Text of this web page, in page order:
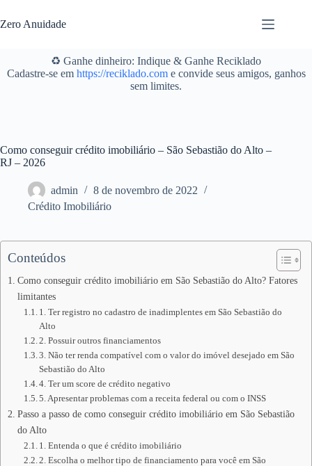
para
o
Zero Anuidade
♻️ Ganhe dinheiro: Indique & Ganhe Reciklado
Cadastre-se em https://reciklado.come convide seus amigos, ganhos
sem limites.
Como conseguir crédito imobiliário – São Sebastião do Alto –
RJ – 2026
admin
8 de novembro de 2022
Crédito Imobiliário
Conteúdos
Como conseguir crédito imobiliário em São Sebastião do Alto? Fatores
limitantes
1. Ter registro no cadastro de inadimplentes em São Sebastião do
Alto
2. Possuir outros financiamentos
3. Não ter renda compatível com o valor do imóvel desejado em São
Sebastião do Alto
4. Ter um score de crédito negativo
5. Apresentar problemas com a receita federal ou com o INSS
Passo a passo de como conseguir crédito imobiliário em São Sebastião
do Alto
1. Entenda o que é crédito imobiliário
2. Escolha o melhor tipo de financiamento para você em São